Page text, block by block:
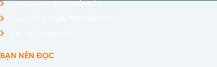
BẠN NÊN ĐỌC